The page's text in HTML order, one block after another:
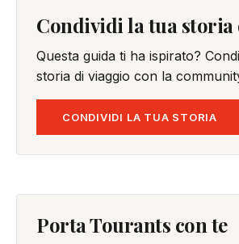
Condividi la tua
Questa guida ti ha ispirato?
storia di viaggio con la
CONDIVIDI LA TUA STORIA
Porta Tourants con te